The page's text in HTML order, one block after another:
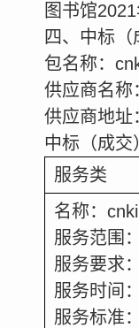
图书馆2021
四、中标（
包名称：
供应商名称
供应商地址
中标（成交
服务类
名称： cnki
服务范围
服务要求
服务时间
服务标准